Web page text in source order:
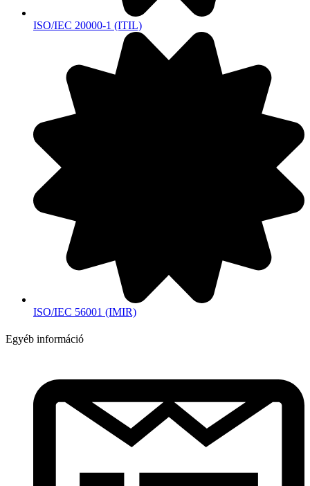
ISO/IEC 20000-1 (ITIL)
ISO/IEC 56001 (IMIR)
Egyéb információ